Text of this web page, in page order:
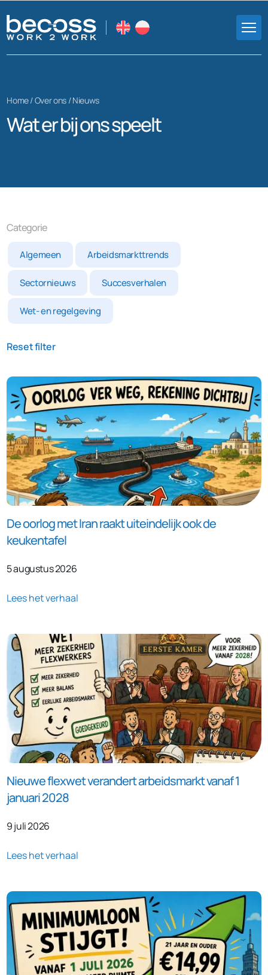
Home /Over ons/Nieuws
Wat er bij ons speelt
Categorie
Algemeen Arbeidsmarkttrends
Sectornieuws Succesverhalen
Wet- en regelgeving
Reset filter
De oorlog met Iran raakt uiteindelijk ook de
keukentafel
5 augustus 2026
Lees het verhaal
Nieuwe flexwet verandert arbeidsmarkt vanaf 1
januari 2028
9 juli 2026
Lees het verhaal